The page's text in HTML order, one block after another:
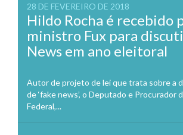
28 DE FEVEREIRO DE 2018
Hildo Rocha é recebido
ministro Fux para
News em ano eleitoral
Autor de projeto de lei que trata sobre a
de ‘fake news’, o Deputado e Procurador
Federal,...